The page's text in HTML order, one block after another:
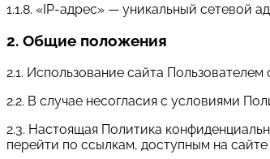
1.1.8. «IP-адрес» — уникальный сетевой
2. Общие положения
2.1. Использование сайта
2.2. В случае несогласия с условиями
2.3. Настоящая Политика
перейти по ссылкам, доступным на сайте